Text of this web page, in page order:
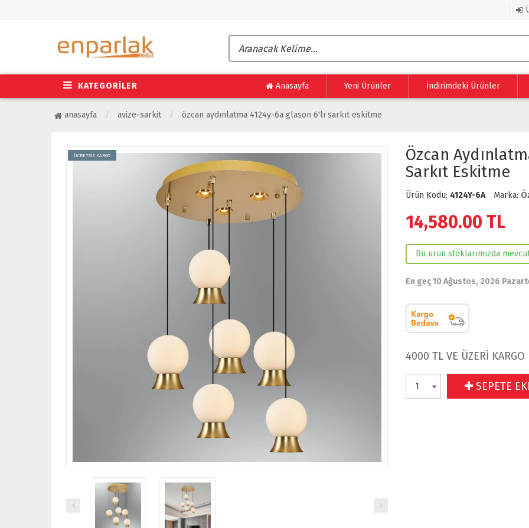
KATEGORİLER Anasayfa Yeni Ürünler İndirimdeki Ürünler
anasayfa avize-sarkit özcan aydınlatma 4124y-6a glason 6'lı sarkıt eskitme
ÜCRETSİZ KARGO
Özcan
Sarkıt Eskitme
Ürün Kodu: 4124Y-6A Marka:
14,580.00 TL
Bu ürün stoklarımızda
En geç 10 Ağustos, 2026
4000 TL VE ÜZERİ KARGO
SEPETE